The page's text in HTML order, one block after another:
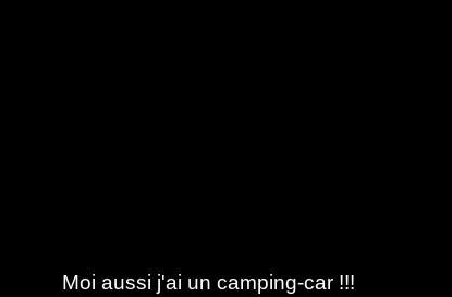
Moi aussi j'ai un camping-car !!!